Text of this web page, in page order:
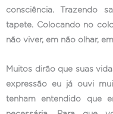
consciência. Trazendo
tapete. Colocando no
não viver, em não olhar,
Muitos dirão que suas
expressão eu já ouvi
tenham entendido que